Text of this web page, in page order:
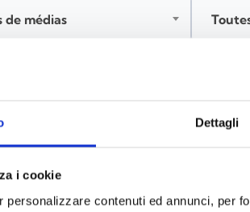
Dettagli
i cookie
personalizzare contenuti ed annunci, per
de médias